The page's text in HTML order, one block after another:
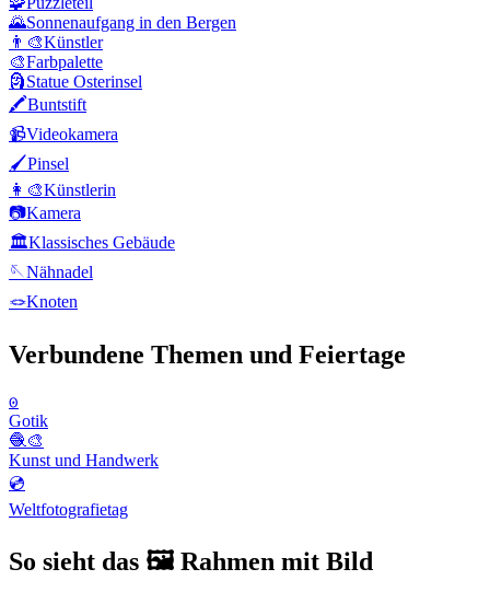
🌄Sonnenaufgang in den Bergen
👨‍🎨Künstler
🎨Farbpalette
🗿Statue Osterinsel
🖍️Buntstift
📹Videokamera
🖌️Pinsel
👩‍🎨Künstlerin
📷Kamera
🏛️Klassisches Gebäude
🪡Nähnadel
🪢Knoten
Verbundene Themen und Feiertage
𐍈
Gotik
🧶🎨
Kunst und Handwerk
💿
Weltfotografietag
So sieht das 🖼️ Rahmen mit Bild